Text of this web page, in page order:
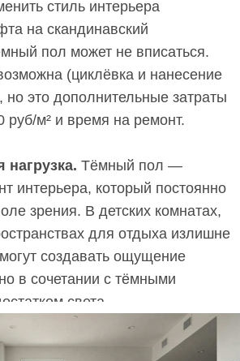
непрактичен:
пыль и разводы
прихожей семьи с двумя
брашированием
которая дополнительно
показал себя
пространство,
света.
паркет (выбеленный
со светлыми
мебели.
дуб отражает до 60–
с